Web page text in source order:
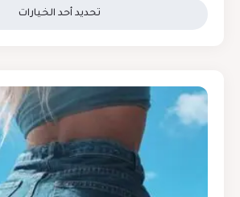
تحديد أحد الخيارات